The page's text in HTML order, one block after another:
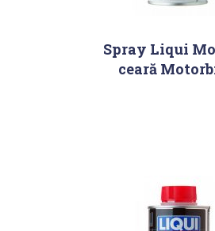
Spray Liqui
ceară